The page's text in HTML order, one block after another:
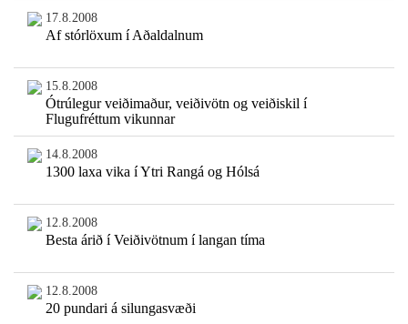
17.8.2008
Af stórlöxum í Aðaldalnum
15.8.2008
Ótrúlegur veiðimaður, veiðivötn og veiðiskil í
Flugufréttum vikunnar
14.8.2008
1300 laxa vika í Ytri Rangá og Hólsá
12.8.2008
Besta árið í Veiðivötnum í langan tíma
12.8.2008
20 pundari á silungasvæði